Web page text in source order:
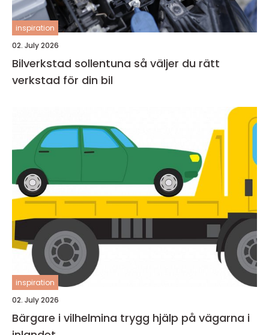
inspiration
02. July 2026
Bilverkstad sollentuna så väljer du rätt
verkstad för din bil
inspiration
02. July 2026
Bärgare i vilhelmina trygg hjälp på vägarna i